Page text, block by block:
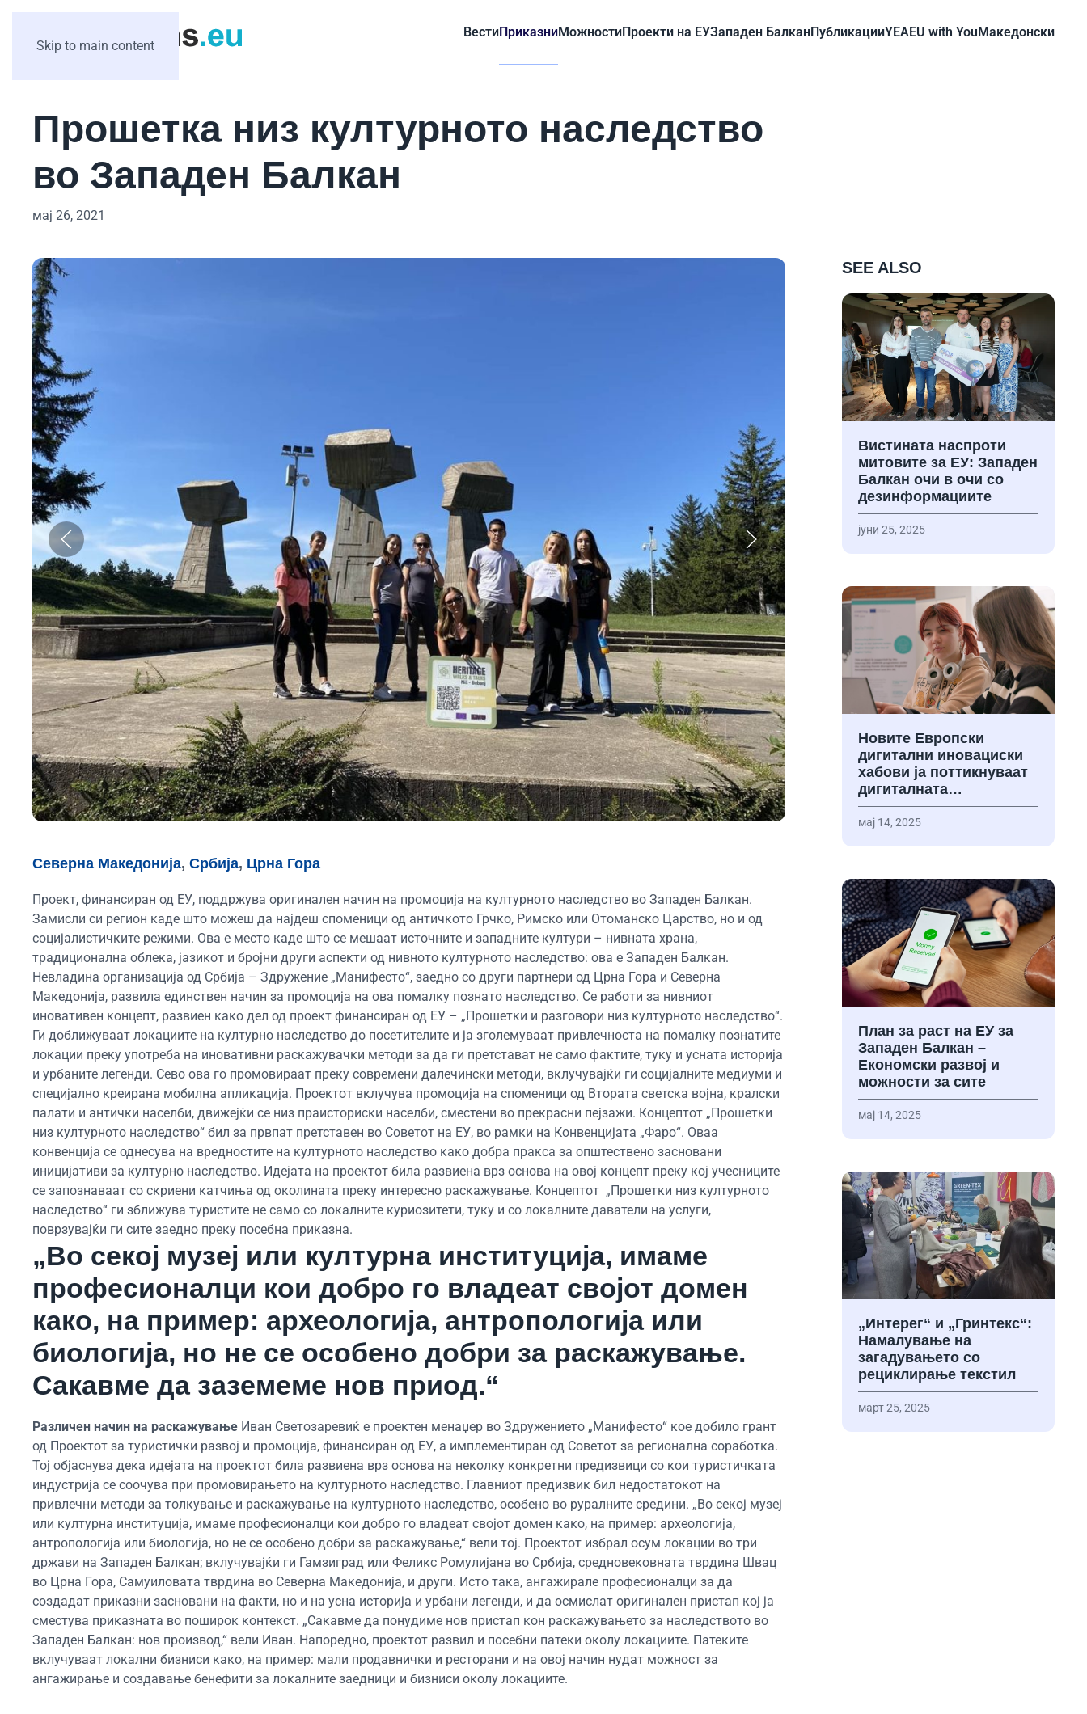
Skip to main content
ВестиПриказниМожностиПроекти на ЕУЗападен БалканПубликацииYEAEU with YouMакедонски
Прошетка низ културното наследство
во Западен Балкан
мај 26, 2021
Северна Македонија, Србија, Црна Гора
Проект, финансиран од ЕУ, поддржува оригинален начин на промоција на културното наследство во Западен Балкан.
Замисли си регион каде што можеш да најдеш споменици од античкото Грчко, Римско или Отоманско Царство, но и од
социјалистичките режими. Ова е место каде што се мешаат источните и западните култури – нивната храна,
традиционална облека, јазикот и бројни други аспекти од нивното културното наследство: ова е Западен Балкан.
Невладина организација од Србија – Здружение „Манифесто“, заедно со други партнери од Црна Гора и Северна
Македонија, развила единствен начин за промоција на ова помалку познато наследство. Се работи за нивниот
иновативен концепт, развиен како дел од проект финансиран од ЕУ – „Прошетки и разговори низ културното наследство“.
Ги доближуваат локациите на културно наследство до посетителите и ја зголемуваат привлечноста на помалку познатите
локации преку употреба на иновативни раскажувачки методи за да ги претстават не само фактите, туку и усната историја
и урбаните легенди. Сево ова го промовираат преку современи далечински методи, вклучувајќи ги социјалните медиуми и
специјално креирана мобилна апликација. Проектот вклучува промоција на споменици од Втората светска војна, кралски
палати и антички населби, движејќи се низ праисториски населби, сместени во прекрасни пејзажи. Концептот „Прошетки
низ културното наследство“ бил за првпат претставен во Советот на ЕУ, во рамки на Конвенцијата „Фаро“. Оваа
конвенција се однесува на вредностите на културното наследство како добра пракса за општествено засновани
иницијативи за културно наследство. Идејата на проектот била развиена врз основа на овој концепт преку кој учесниците
се запознаваат со скриени катчиња од околината преку интересно раскажување. Концептот „Прошетки низ културното
наследство“ ги зближува туристите не само со локалните куриозитети, туку и со локалните даватели на услуги,
поврзувајќи ги сите заедно преку посебна приказна.
„Во секој музеј или културна институција, имаме
професионалци кои добро го владеат својот домен
како, на пример: археологија, антропологија или
биологија, но не се особено добри за раскажување.
Сакавме да заземеме нов приод.“
Различен начин на раскажување Иван Светозаревиќ е проектен менаџер во Здружението „Манифесто“ кое добило грант
од Проектот за туристички развој и промоција, финансиран од ЕУ, а имплементиран од Советот за регионална соработка.
Тој објаснува дека идејата на проектот била развиена врз основа на неколку конкретни предизвици со кои туристичката
индустрија се соочува при промовирањето на културното наследство. Главниот предизвик бил недостатокот на
привлечни методи за толкување и раскажување на културното наследство, особено во руралните средини. „Во секој музеј
или културна институција, имаме професионалци кои добро го владеат својот домен како, на пример: археологија,
антропологија или биологија, но не се особено добри за раскажување,“ вели тој. Проектот избрал осум локации во три
држави на Западен Балкан; вклучувајќи ги Гамзиград или Феликс Ромулијана во Србија, средновековната тврдина Швац
во Црна Гора, Самуиловата тврдина во Северна Македонија, и други. Исто така, ангажирале професионалци за да
создадат приказни засновани на факти, но и на усна историја и урбани легенди, и да осмислат оригинален пристап кој ја
сместува приказната во поширок контекст. „Сакавме да понудиме нов пристап кон раскажувањето за наследството во
Западен Балкан: нов производ,“ вели Иван. Напоредно, проектот развил и посебни патеки околу локациите. Патеките
вклучуваат локални бизниси како, на пример: мали продавнички и ресторани и на овој начин нудат можност за
ангажирање и создавање бенефити за локалните заедници и бизниси околу локациите.
SEE ALSO
Вистината наспроти
митовите за ЕУ: Западен
Балкан очи в очи со
дезинформациите
јуни 25, 2025
Новите Европски
дигитални иновациски
хабови ја поттикнуваат
дигиталната…
мај 14, 2025
План за раст на ЕУ за
Западен Балкан –
Економски развој и
можности за сите
мај 14, 2025
„Интерег“ и „Гринтекс“:
Намалување на
загадувањето со
рециклирање текстил
март 25, 2025